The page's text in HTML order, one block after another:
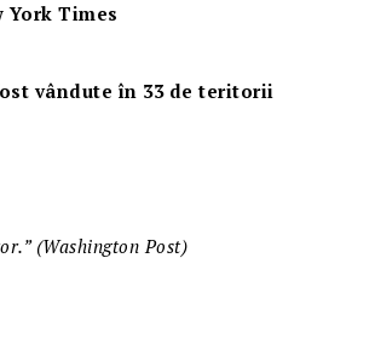
York Times
vândute în 33 de teritorii
(Washington Post)